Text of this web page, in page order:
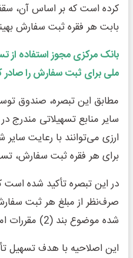
کرده است که بر اساس آن،
بابت هر فقره ثبت سفارش
بانک مرکزی مجوز استفاده
ملی برای ثبت سفارش را صادر
مطابق این تبصره، صندوق
سایر منابع تسهیلاتی
ارزی می‌توانند با رعایت
برای هر فقره ثبت سفارش،
در این تبصره تأکید شده
صرف‌نظر از مبلغ هر ثبت
شده موضوع بند (2) مقررات امکان‌پذیر خواهد بود.
این اصلاحیه با هدف تسهیل